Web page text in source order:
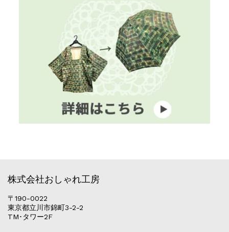
株式会社おしゃれ工房
〒190-0022
東京都立川市錦町3-2-2
TM･タワー2F